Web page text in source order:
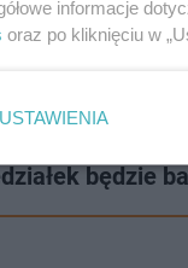
otrzymaną
będzie
informacje
oraz po kliknięciu w
USTAWIENIA